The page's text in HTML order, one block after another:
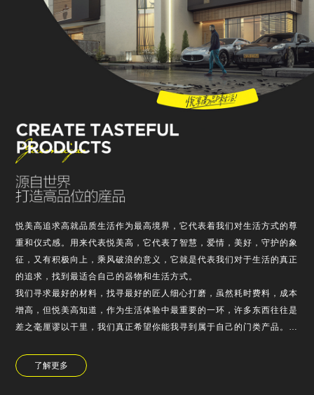
悦美高追求高就品质生活作为最高境界，它代表着我们对生活方式的尊
重和仪式感。用来代表悦美高，它代表了智慧，爱情，美好，守护的象
征，又有积极向上，乘风破浪的意义，它就是代表我们对于生活的真正
的追求，找到最适合自己的器物和生活方式。
我们寻求最好的材料，找寻最好的匠人细心打磨，虽然耗时费料，成本
增高，但悦美高知道，作为生活体验中最重要的一环，许多东西往往是
差之毫厘谬以干里，我们真正希望你能我寻到属于自己的门类产品。
弃外观，它是精老…
了解更多